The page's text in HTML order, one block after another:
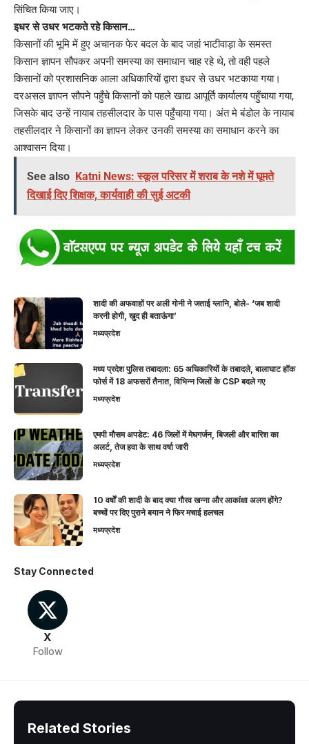
सिंचित किया जाए।
इधर से उधर भटकते रहे किसान…
किसानों की भूमि में हुए अचानक फेर बदल के बाद जहां भाटीवाड़ा के समस्त
किसान ज्ञापन सौपकर अपनी समस्या का समाधान चाह रहे थे, तो वही पहले
किसानों को प्रशासनिक आला अधिकारियों द्वारा इधर से उधर भटकाया गया।
दरअसल ज्ञापन सौपने पहुँचे किसानों को पहले खाद्य आपूर्ति कार्यालय पहुँचाया गया,
जिसके बाद उन्हें नायाब तहसीलदार के पास पहुँचाया गया। अंत मे बंडोल के नायाब
तहसीलदार ने किसानों का ज्ञापन लेकर उनकी समस्या का समाधान करने का
आश्वासन दिया।
See also Katni News: स्कूल परिसर में शराब के नशे में घूमते
दिखाई दिए शिक्षक, कार्यवाही की सुई अटकी
शादी की अफवाहों पर अली गोनी ने जताई ग्लानि, बोले- ‘जब शादी
करनी होगी, खुद ही बताऊंगा’
मध्यप्रदेश
मध्य प्रदेश पुलिस तबादला: 65 अधिकारियों के तबादले, बालाघाट हॉक
फोर्स में 18 अफसरों तैनात, विभिन्न जिलों के CSP बदले गए
मध्यप्रदेश
एमपी मौसम अपडेट: 46 जिलों में मेघगर्जन, बिजली और बारिश का
अलर्ट, तेज हवा के साथ वर्षा जारी
मध्यप्रदेश
10 वर्षों की शादी के बाद क्या गौरव खन्ना और आकांक्षा अलग होंगे?
बच्चों पर दिए पुराने बयान ने फिर मचाई हलचल
मध्यप्रदेश
Stay Connected
X
Follow
Related Stories